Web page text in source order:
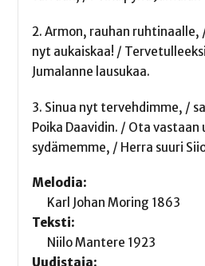
2. Armon, rauhan ruhtinaalle,
nyt aukaiskaa! /
Jumalanne lausukaa.
3. Sinua nyt tervehdimme, /
Poika Daavidin. / Ota vastaan
sydämemme, / Herra suuri
Melodia:
Karl Johan Moring 1863
Teksti:
Niilo Mantere 1923
Uudistaja: